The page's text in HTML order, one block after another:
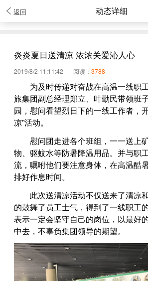
返回 动态详细
炎炎夏日送清凉 浓浓关爱沁人心
2019/8/2 11:11:42 阅读：3788
为及时传递对奋战在高温一线职
旅集团副总经理郑立、叶勤民带领班
园，慰问看望烈日下的一线工作者，
凉”活动。
慰问团走进各个班组，一一送上
物、驱蚊水等防暑降温用品。并与职
流，嘱咐他们要注意身体，在高温酷
排好作息时间。
此次送清凉活动不仅送来了清凉
的鼓舞了员工士气，得到了一线职工
表示一定会坚守自己的岗位，以最好
中去，不辜负集团领导的期望。